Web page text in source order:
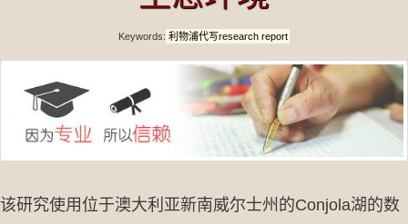
Keywords: 利物浦代写research report
该研究使用位于澳大利亚新南威尔士州的Conjola湖的数